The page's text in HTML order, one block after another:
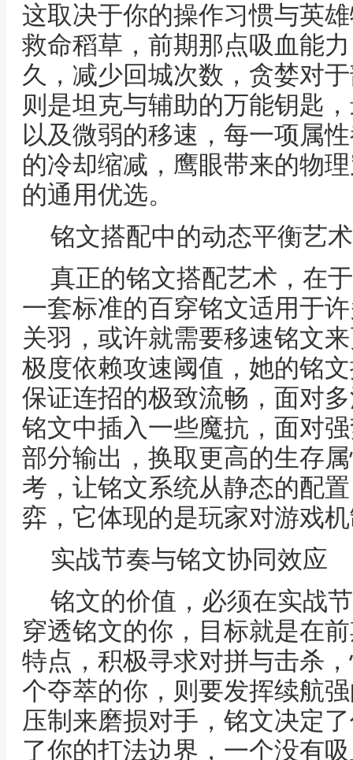
这取决于你的操作习惯与英
救命稻草，前期那点吸血能
久，减少回城次数，贪婪对
则是坦克与辅助的万能钥匙
以及微弱的移速，每一项属
的冷却缩减，鹰眼带来的物
的通用优选。
铭文搭配中的动态平衡艺术
真正的铭文搭配艺术，在
一套标准的百穿铭文适用于
关羽，或许就需要移速铭文
极度依赖攻速阈值，她的铭
保证连招的极致流畅，面对
铭文中插入一些魔抗，面对
部分输出，换取更高的生存
考，让铭文系统从静态的配
弈，它体现的是玩家对游戏
实战节奏与铭文协同效应
铭文的价值，必须在实战
穿透铭文的你，目标就是在
特点，积极寻求对拼与击杀
个夺萃的你，则要发挥续航
压制来磨损对手，铭文决定
了你的打法边界，一个没有